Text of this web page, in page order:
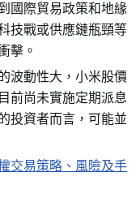
國際貿易政策和地緣
技戰或供應鏈瓶頸等
擊。
波動性大，小米股價
前尚未實施定期派息
投資者而言，可能並
交易策略、風險及手